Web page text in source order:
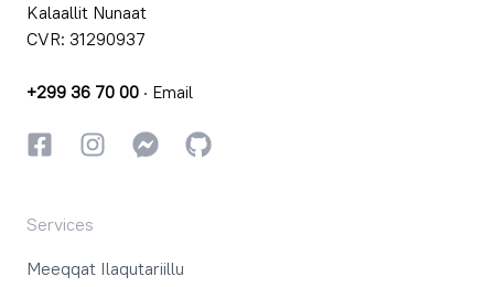
Kalaallit Nunaat
CVR: 31290937
+299 36 70 00 · Email
FacebookkiInstagrammiInstagrammi
GitHub
Services
Meeqqat Ilaqutariillu